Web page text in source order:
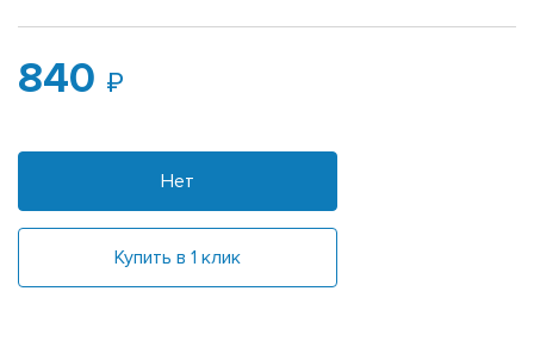
840
Нет
Купить в 1 клик